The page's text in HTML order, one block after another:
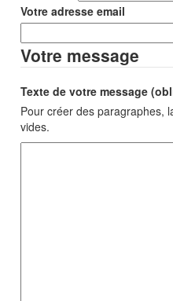
Votre adresse email
Votre message
Texte de votre message
Pour créer des paragraphes,
vides.